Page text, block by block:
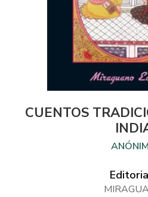
CUENTOS